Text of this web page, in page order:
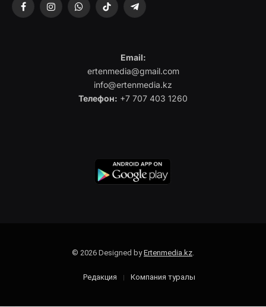
FacebookInstagramWhatsAppTikTok Telegram
Email:
ertenmedia@gmail.com
info@ertenmedia.kz
Телефон: +7 707 403 1260
© 2026 Designed byErtenmedia.kz.
Редакция Компания туралы